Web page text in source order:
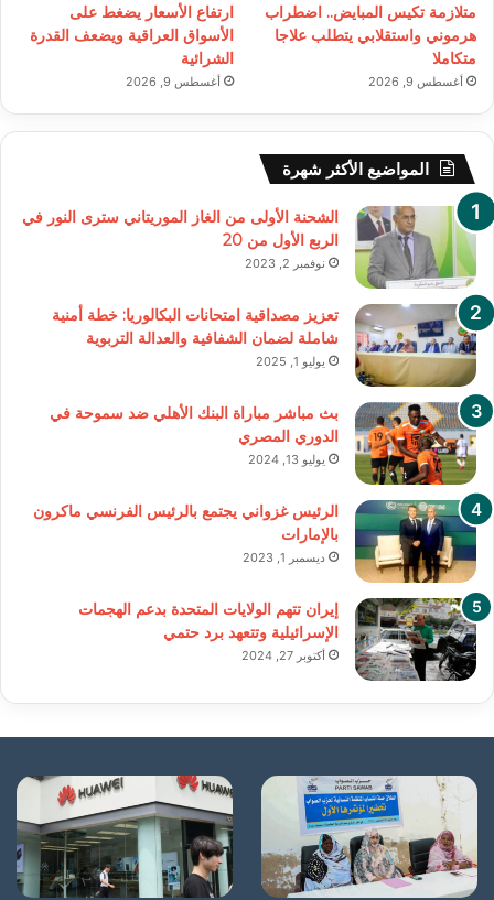
متلازمة تكيس المبايض.. اضطراب
هرموني واستقلابي يتطلب علاجا
متكاملا
أغسطس 9, 2026
ارتفاع الأسعار يضغط على
الأسواق العراقية ويضعف القدرة
الشرائية
أغسطس 9, 2026
المواضيع الأكثر شهرة
الشحنة الأولى من الغاز الموريتاني سترى النور في
الربع الأول من 20
نوفمبر 2, 2023
تعزيز مصداقية امتحانات البكالوريا: خطة أمنية
شاملة لضمان الشفافية والعدالة التربوية
يوليو 1, 2025
بث مباشر مباراة البنك الأهلي ضد سموحة في
الدوري المصري
يوليو 13, 2024
الرئيس غزواني يجتمع بالرئيس الفرنسي ماكرون
بالإمارات
ديسمبر 1, 2023
إيران تتهم الولايات المتحدة بدعم الهجمات
الإسرائيلية وتتعهد برد حتمي
أكتوبر 27, 2024